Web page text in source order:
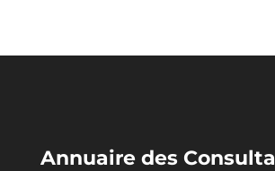
Annuaire des